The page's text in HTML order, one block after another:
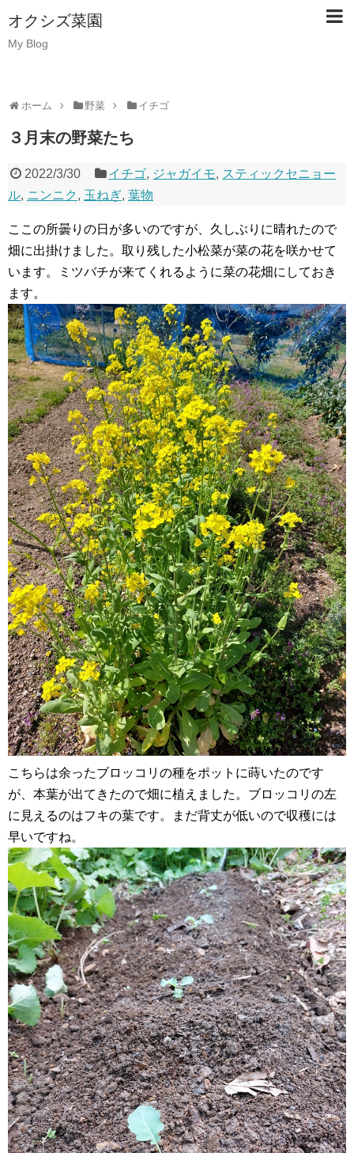
オクシズ菜園
My Blog
ホーム 野菜 イチゴ
３月末の野菜たち
2022/3/30 イチゴ, ジャガイモ, スティックセニョー
ル, ニンニク , 玉ねぎ, 葉物
ここの所曇りの日が多いのですが、久しぶりに晴れたので
畑に出掛けました。取り残した小松菜が菜の花を咲かせて
います。ミツバチが来てくれるように菜の花畑にしておき
ます。
こちらは余ったブロッコリの種をポットに蒔いたのです
が、本葉が出てきたので畑に植えました。ブロッコリの左
に見えるのはフキの葉です。まだ背丈が低いので収穫には
早いですね。